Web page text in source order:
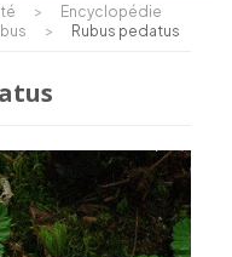
>
Encyclopédie
> Rubus pedatus